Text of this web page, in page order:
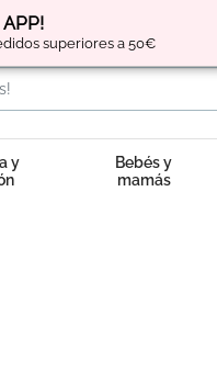
superiores a 50€
y obtén
y
Bebés y
mamás